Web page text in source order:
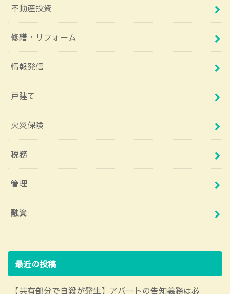
不動産投資
修繕・リフォーム
情報発信
戸建て
火災保険
税務
管理
融資
最近の投稿
【共有部分で自殺が発生】アパートの告知義務は必